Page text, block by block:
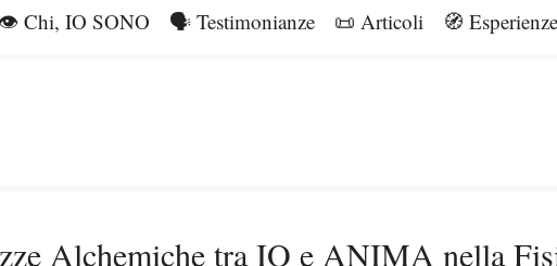
👁️ Chi, IO SONO 🗣️ Testimonianze 📜 Articoli 🧭 Esperienze
Alchemiche tra IO e ANIMA nella